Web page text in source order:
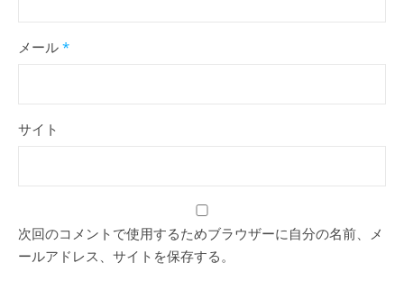
メール *
サイト
次回のコメントで使用するためブラウザーに自分の名前、メ
ールアドレス、サイトを保存する。